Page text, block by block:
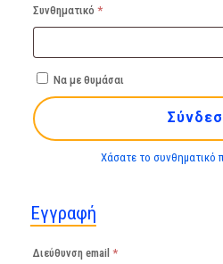
Συνθηματικό *Απαιτείται
Να με θυμάσαι
Χάσατε το συνθηματικό
Εγγραφή
Διεύθυνση email *Απαιτείται